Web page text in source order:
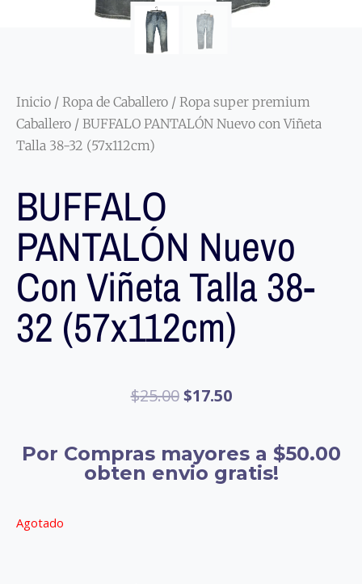
Inicio / Ropa de Caballero / Ropa super premium
Caballero / BUFFALO PANTALÓN Nuevo con Viñeta
Talla 38-32 (57x112cm)
BUFFALO
PANTALÓN Nuevo
Con Viñeta Talla 38-
32 (57x112cm)
$25.00 $17.50
Por Compras mayores a $50.00
obten envio gratis!
Agotado